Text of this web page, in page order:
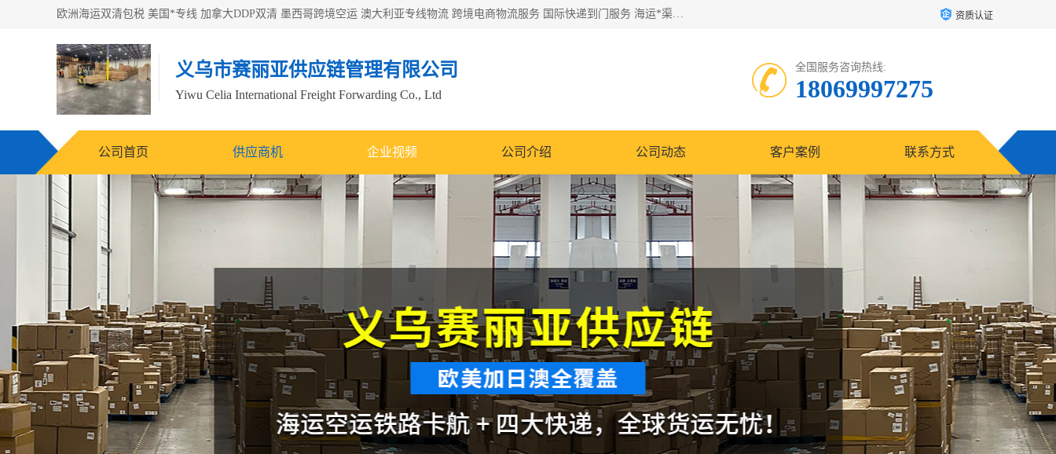
欧洲海运双清包税 美国*专线 加拿大DDP双清 墨西哥跨境空运 澳大利亚专线物流 跨境电商物流服务 国际快递到门服务 海运*渠道 一站式跨境物流解决方案 TikTok/SHEIN专线 电商平台FBA头程运输 国际铁路运输欧洲 UPS/DDHL/联邦快递跨境 美国双清到门物流 跨境*运输 资质认证
义乌市赛丽亚供应链管理有限公司
Yiwu Celia International Freight Forwarding Co., Ltd
全国服务咨询热线:
18069997275
公司首页 供应商机 企业视频 公司介绍 公司动态 客户案例 联系方式